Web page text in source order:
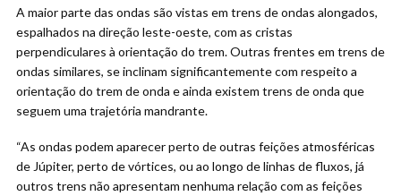
A maior parte das ondas são vistas em trens de ondas alongados,
espalhados na direção leste-oeste, com as cristas
perpendiculares à orientação do trem. Outras frentes em trens de
ondas similares, se inclinam significantemente com respeito a
orientação do trem de onda e ainda existem trens de onda que
seguem uma trajetória mandrante.
“As ondas podem aparecer perto de outras feições atmosféricas
de Júpiter, perto de vórtices, ou ao longo de linhas de fluxos, já
outros trens não apresentam nenhuma relação com as feições